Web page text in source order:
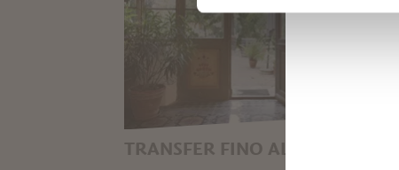
TRANSFER FINO ALL'ALLOGGIO